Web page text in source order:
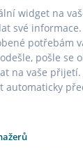
widget na
své
potřebám
pošle se
na vaše
automaticky